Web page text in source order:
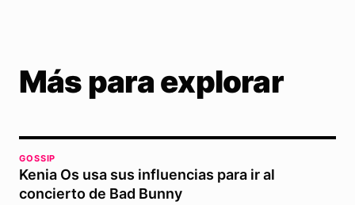
Más para explorar
GOSSIP
Kenia Os usa sus influencias para ir al
concierto de Bad Bunny